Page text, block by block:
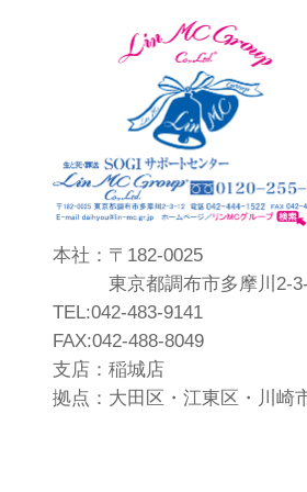
本社：〒182-0025
東京都調布市多摩川2-
TEL:042-483-9141
FAX:042-488-8049
支店：稲城店
拠点：大田区・江東区・川崎